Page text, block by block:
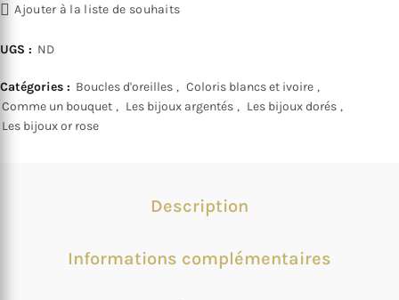
Ajouter à la liste de souhaits
UGS : ND
Catégories : Boucles d'oreilles , Coloris blancs et ivoire ,
Comme un bouquet , Les bijoux argentés , Les bijoux dorés ,
Les bijoux or rose
Description
Informations complémentaires